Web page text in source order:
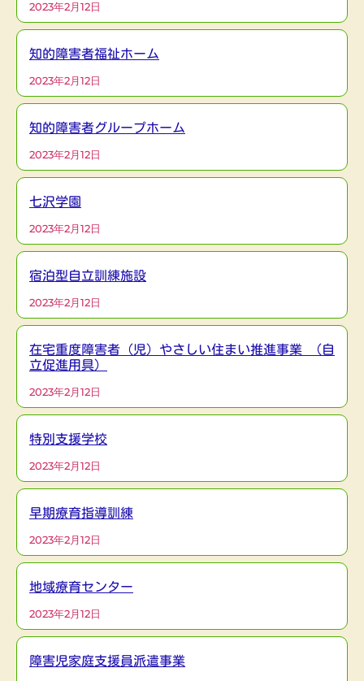
2023年2月12日
知的障害者福祉ホーム
2023年2月12日
知的障害者グループホーム
2023年2月12日
七沢学園
2023年2月12日
宿泊型自立訓練施設
2023年2月12日
在宅重度障害者（児）やさしい住まい推進事業 （自
立促進用具）
2023年2月12日
特別支援学校
2023年2月12日
早期療育指導訓練
2023年2月12日
地域療育センター
2023年2月12日
障害児家庭支援員派遣事業